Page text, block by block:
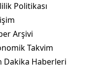
Politikası
Arşivi
Takvim
Dakika Haberleri